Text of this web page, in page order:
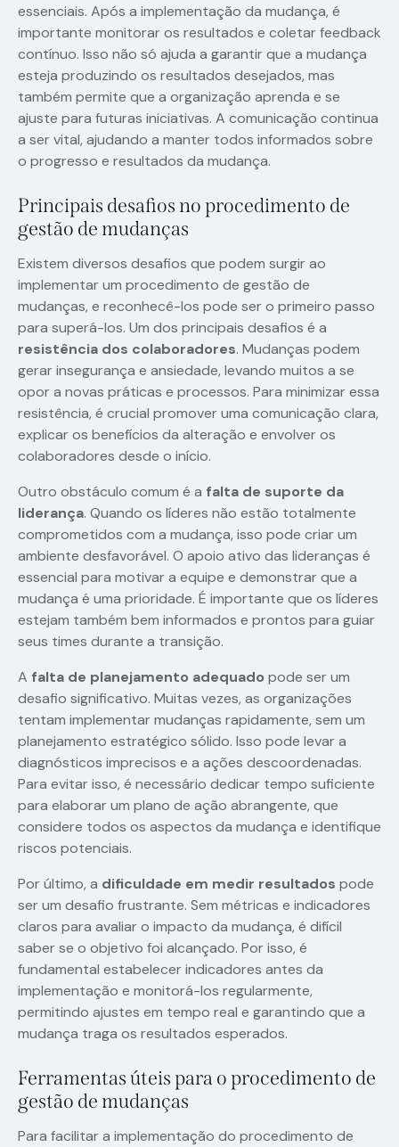
essenciais. Após a implementação da mudança, é
importante monitorar os resultados e coletar feedback
contínuo. Isso não só ajuda a garantir que a mudança
esteja produzindo os resultados desejados, mas
também permite que a organização aprenda e se
ajuste para futuras iniciativas. A comunicação continua
a ser vital, ajudando a manter todos informados sobre
o progresso e resultados da mudança.
Principais desafios no procedimento de
gestão de mudanças
Existem diversos desafios que podem surgir ao
implementar um procedimento de gestão de
mudanças, e reconhecê-los pode ser o primeiro passo
para superá-los. Um dos principais desafios é a
resistência dos colaboradores. Mudanças podem
gerar insegurança e ansiedade, levando muitos a se
opor a novas práticas e processos. Para minimizar essa
resistência, é crucial promover uma comunicação clara,
explicar os benefícios da alteração e envolver os
colaboradores desde o início.
Outro obstáculo comum é a falta de suporte da
liderança. Quando os líderes não estão totalmente
comprometidos com a mudança, isso pode criar um
ambiente desfavorável. O apoio ativo das lideranças é
essencial para motivar a equipe e demonstrar que a
mudança é uma prioridade. É importante que os líderes
estejam também bem informados e prontos para guiar
seus times durante a transição.
A falta de planejamento adequado pode ser um
desafio significativo. Muitas vezes, as organizações
tentam implementar mudanças rapidamente, sem um
planejamento estratégico sólido. Isso pode levar a
diagnósticos imprecisos e a ações descoordenadas.
Para evitar isso, é necessário dedicar tempo suficiente
para elaborar um plano de ação abrangente, que
considere todos os aspectos da mudança e identifique
riscos potenciais.
Por último, a dificuldade em medir resultados pode
ser um desafio frustrante. Sem métricas e indicadores
claros para avaliar o impacto da mudança, é difícil
saber se o objetivo foi alcançado. Por isso, é
fundamental estabelecer indicadores antes da
implementação e monitorá-los regularmente,
permitindo ajustes em tempo real e garantindo que a
mudança traga os resultados esperados.
Ferramentas úteis para o procedimento de
gestão de mudanças
Para facilitar a implementação do procedimento de